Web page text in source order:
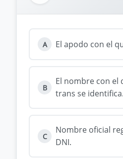
A El apodo con el
B
El nombre con el
trans se identifica.
C
Nombre oficial
DNI.